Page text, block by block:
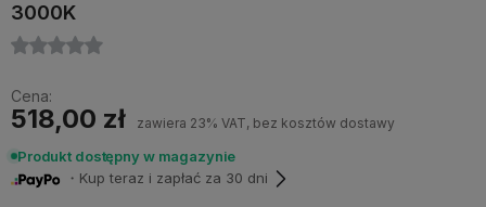
3000K
Cena:
518,00 zł zawiera 23% VAT, bez kosztów dostawy
Produkt dostępny w magazynie
・Kup teraz i zapłać za 30 dni